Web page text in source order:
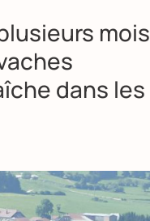
mois
dans les